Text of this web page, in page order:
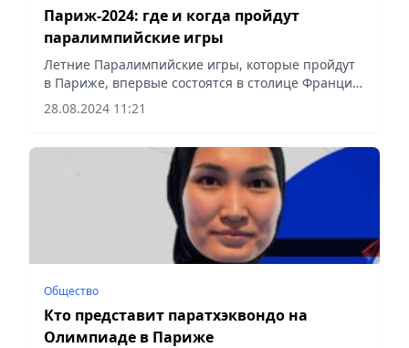
Париж-2024: где и когда пройдут
паралимпийские игры
Летние Паралимпийские игры, которые пройдут
в Париже, впервые состоятся в столице Франции,
сообщает Vecher.kz.
28.08.2024 11:21
Общество
Кто представит паратхэквондо на
Олимпиаде в Париже